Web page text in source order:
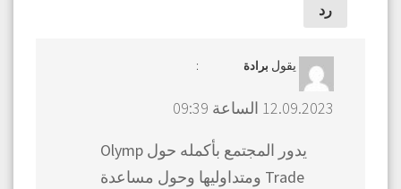
رد
يقول برادة :
12.09.2023 الساعة 09:39
يدور المجتمع بأكمله حول Olymp
Trade ومتداوليها وحول مساعدة